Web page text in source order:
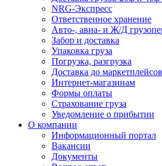
NRG-Экспресс
Ответственное хранение
Авто-, авиа- и Ж/Д
Забор и доставка
Упаковка груза
Погрузка, разгрузка
Доставка до маркетплейсов
Интернет-магазинам
Формы оплаты
Страхование груза
Уведомление о прибытии
О компании
Информационный портал
Вакансии
Документы